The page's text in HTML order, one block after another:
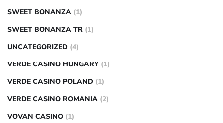
SWEET BONANZA (1)
SWEET BONANZA TR (1)
UNCATEGORIZED (4)
VERDE CASINO HUNGARY (1)
VERDE CASINO POLAND (1)
VERDE CASINO ROMANIA (2)
VOVAN CASINO (1)